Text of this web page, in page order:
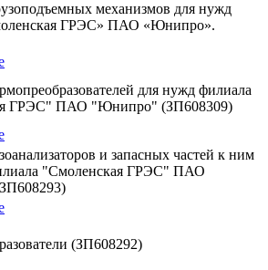
механизмов для нужд
ГРЭС» ПАО «Юнипро».
для нужд филиала
ГРЭС" ПАО "Юнипро" (ЗП608309)
и запасных частей к ним
"Смоленская ГРЭС" ПАО
(ЗП608292)